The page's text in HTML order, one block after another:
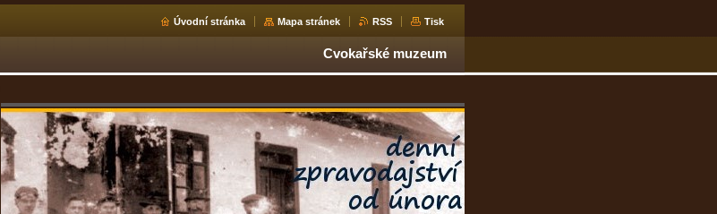
Úvodní stránka Mapa stránek RSS Tisk
Cvokařské muzeum